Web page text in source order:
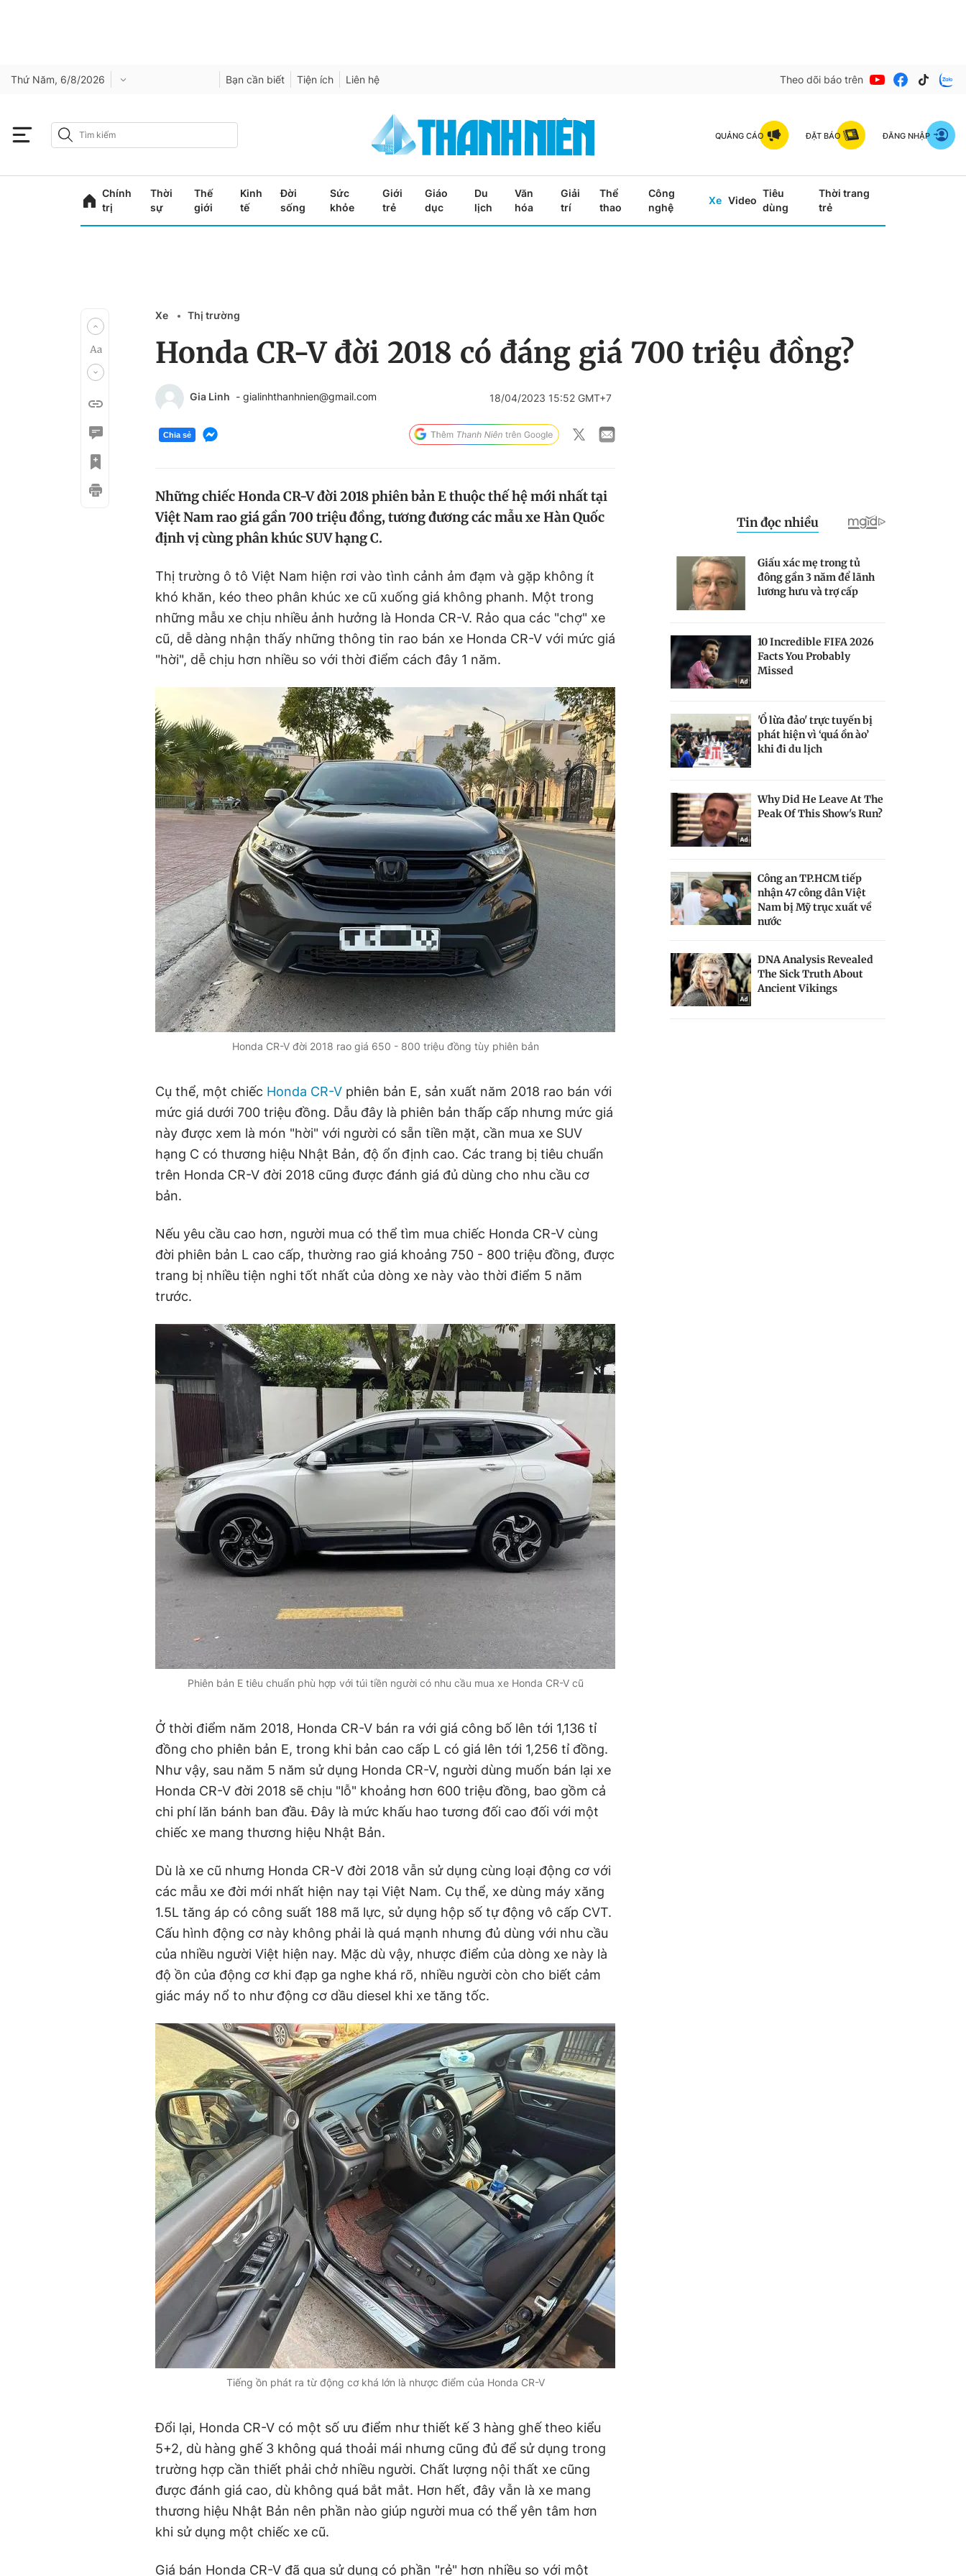
Thứ Năm, 6/8/2026 Bạn cần biết Tiện ích Liên hệ Theo dõi báo trên
QUẢNG CÁO ĐẶT BÁO ĐĂNG NHẬP
Chính
trị
Thời
sự
Thế
giới
Kinh
tế
Đời
sống
Sức
khỏe
Giới
trẻ
Giáo
dục
Du
lịch
Văn
hóa
Giải
trí
Thể
thao
Công
nghệ
Xe Video
Tiêu
dùng
Thời trang
trẻ
Xe Thị trường
Honda CR-V đời 2018 có đáng giá 700 triệu đồng?
Gia Linh - gialinhthanhnien@gmail.com 18/04/2023 15:52 GMT+7
Chia sẻ
Những chiếc Honda CR-V đời 2018 phiên bản E thuộc thế hệ mới nhất tại
Việt Nam rao giá gần 700 triệu đồng, tương đương các mẫu xe Hàn Quốc
định vị cùng phân khúc SUV hạng C.
Thị trường ô tô Việt Nam hiện rơi vào tình cảnh ảm đạm và gặp không ít
khó khăn, kéo theo phân khúc xe cũ xuống giá không phanh. Một trong
những mẫu xe chịu nhiều ảnh hưởng là Honda CR-V. Rảo qua các "chợ" xe
cũ, dễ dàng nhận thấy những thông tin rao bán xe Honda CR-V với mức giá
"hời", dễ chịu hơn nhiều so với thời điểm cách đây 1 năm.
Honda CR-V đời 2018 rao giá 650 - 800 triệu đồng tùy phiên bản
Cụ thể, một chiếc Honda CR-V phiên bản E, sản xuất năm 2018 rao bán với
mức giá dưới 700 triệu đồng. Dẫu đây là phiên bản thấp cấp nhưng mức giá
này được xem là món "hời" với người có sẵn tiền mặt, cần mua xe SUV
hạng C có thương hiệu Nhật Bản, độ ổn định cao. Các trang bị tiêu chuẩn
trên Honda CR-V đời 2018 cũng được đánh giá đủ dùng cho nhu cầu cơ
bản.
Nếu yêu cầu cao hơn, người mua có thể tìm mua chiếc Honda CR-V cùng
đời phiên bản L cao cấp, thường rao giá khoảng 750 - 800 triệu đồng, được
trang bị nhiều tiện nghi tốt nhất của dòng xe này vào thời điểm 5 năm
trước.
Phiên bản E tiêu chuẩn phù hợp với túi tiền người có nhu cầu mua xe Honda CR-V cũ
Ở thời điểm năm 2018, Honda CR-V bán ra với giá công bố lên tới 1,136 tỉ
đồng cho phiên bản E, trong khi bản cao cấp L có giá lên tới 1,256 tỉ đồng.
Như vậy, sau năm 5 năm sử dụng Honda CR-V, người dùng muốn bán lại xe
Honda CR-V đời 2018 sẽ chịu "lỗ" khoảng hơn 600 triệu đồng, bao gồm cả
chi phí lăn bánh ban đầu. Đây là mức khấu hao tương đối cao đối với một
chiếc xe mang thương hiệu Nhật Bản.
Dù là xe cũ nhưng Honda CR-V đời 2018 vẫn sử dụng cùng loại động cơ với
các mẫu xe đời mới nhất hiện nay tại Việt Nam. Cụ thể, xe dùng máy xăng
1.5L tăng áp có công suất 188 mã lực, sử dụng hộp số tự động vô cấp CVT.
Cấu hình động cơ này không phải là quá mạnh nhưng đủ dùng với nhu cầu
của nhiều người Việt hiện nay. Mặc dù vậy, nhược điểm của dòng xe này là
độ ồn của động cơ khi đạp ga nghe khá rõ, nhiều người còn cho biết cảm
giác máy nổ to như động cơ dầu diesel khi xe tăng tốc.
Tiếng ồn phát ra từ động cơ khá lớn là nhược điểm của Honda CR-V
Đổi lại, Honda CR-V có một số ưu điểm như thiết kế 3 hàng ghế theo kiểu
5+2, dù hàng ghế 3 không quá thoải mái nhưng cũng đủ để sử dụng trong
trường hợp cần thiết phải chở nhiều người. Chất lượng nội thất xe cũng
được đánh giá cao, dù không quá bắt mắt. Hơn hết, đây vẫn là xe mang
thương hiệu Nhật Bản nên phần nào giúp người mua có thể yên tâm hơn
khi sử dụng một chiếc xe cũ.
Giá bán Honda CR-V đã qua sử dụng có phần "rẻ" hơn nhiều so với một